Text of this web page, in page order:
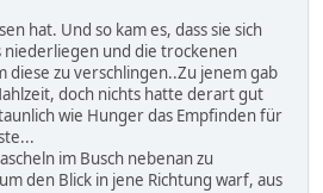
hat. Und so kam es, dass sie sich
und die trockenen
diese zu verschlingen..Zu jenem gab
doch nichts hatte derart gut
wie Hunger das Empfinden für
im Busch nebenan zu
den Blick in jene Richtung warf, aus